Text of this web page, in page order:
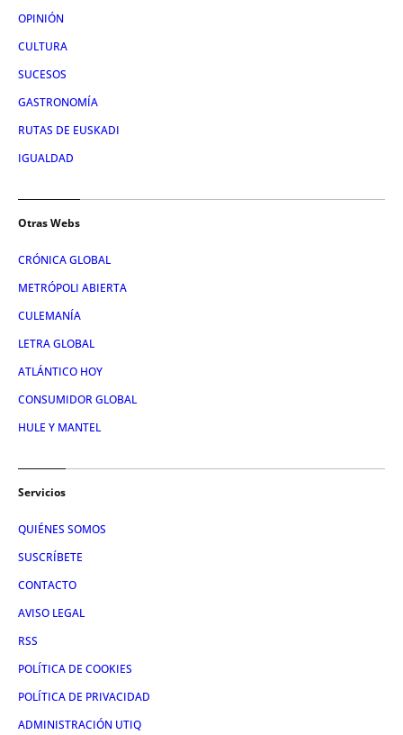
OPINIÓN
CULTURA
SUCESOS
GASTRONOMÍA
RUTAS DE EUSKADI
IGUALDAD
Otras Webs
CRÓNICA GLOBAL
METRÓPOLI ABIERTA
CULEMANÍA
LETRA GLOBAL
ATLÁNTICO HOY
CONSUMIDOR GLOBAL
HULE Y MANTEL
Servicios
QUIÉNES SOMOS
SUSCRÍBETE
CONTACTO
AVISO LEGAL
RSS
POLÍTICA DE COOKIES
POLÍTICA DE PRIVACIDAD
ADMINISTRACIÓN UTIQ